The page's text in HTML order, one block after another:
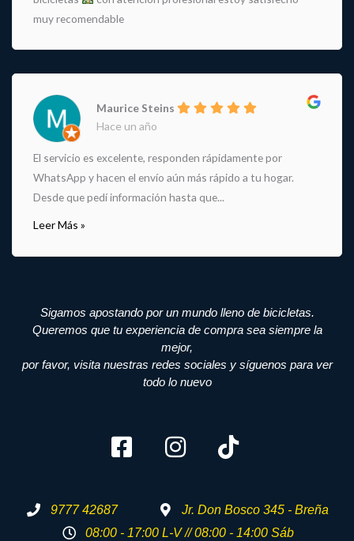
muy recomendable
Maurice Steins
Hace un año
El servicio es excelente, responden rápidamente por
WhatsApp y hacen el envío aún más rápido a tu hogar.
Desde que pedí información hasta que...
Leer Más »
Sigamos apostando por un mundo lleno de bicicletas.
Queremos que tu experiencia de compra sea siempre la
mejor,
por favor, visita nuestras redes sociales y síguenos para ver
todo lo nuevo
9777 42687
Jr. Don Bosco 345 - Breña
08:00 - 17:00 L-V // 08:00 - 14:00 Sáb